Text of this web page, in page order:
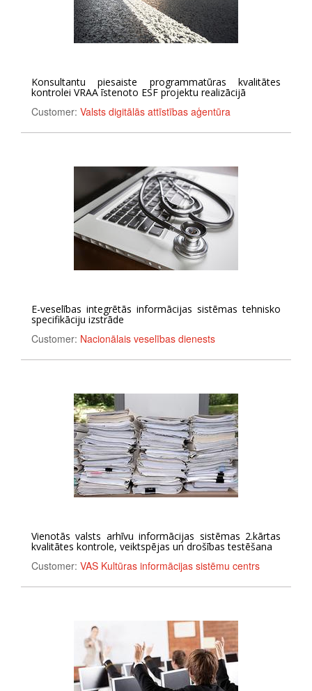
Konsultantu piesaiste programmatūras kvalitātes
kontrolei VRAA īstenoto ESF projektu realizācijā
Customer: Valsts digitālās attīstības aģentūra
E-veselības integrētās informācijas sistēmas tehnisko
specifikāciju izstrāde
Customer: Nacionālais veselības dienests
Vienotās valsts arhīvu informācijas sistēmas 2.kārtas
kvalitātes kontrole, veiktspējas un drošības testēšana
Customer: VAS Kultūras informācijas sistēmu centrs